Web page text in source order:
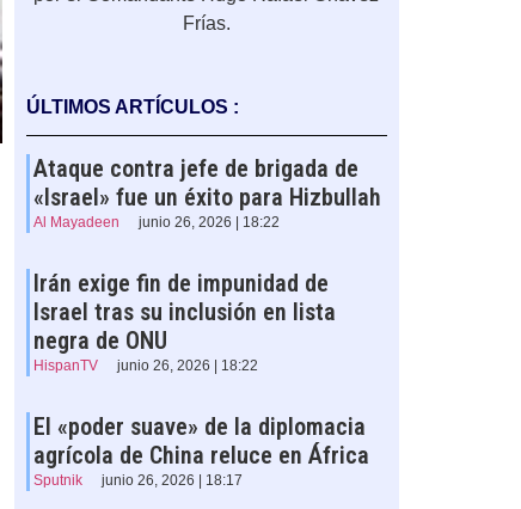
Frías.
ÚLTIMOS ARTÍCULOS :
Ataque contra jefe de brigada de
«Israel» fue un éxito para Hizbullah
Al Mayadeen junio 26, 2026 | 18:22
Irán exige fin de impunidad de
Israel tras su inclusión en lista
negra de ONU
HispanTV junio 26, 2026 | 18:22
El «poder suave» de la diplomacia
agrícola de China reluce en África
Sputnik junio 26, 2026 | 18:17